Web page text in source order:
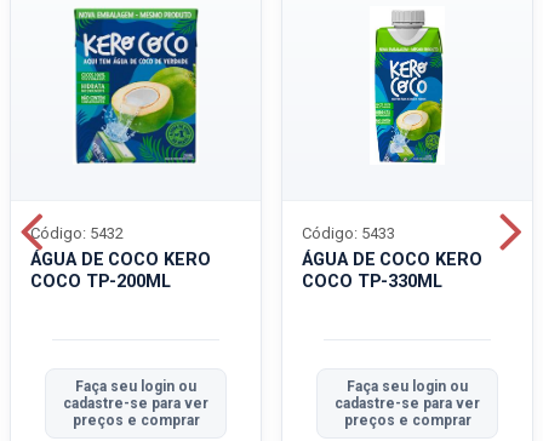
ÁGUA DE COCO KERO
COCO TP-200ML
Código: 5432
Faça seu login ou
cadastre-se para ver
preços e comprar
ÁGUA DE COCO KERO
COCO TP-330ML
Código: 5433
Faça seu login ou
cadastre-se para ver
preços e comprar